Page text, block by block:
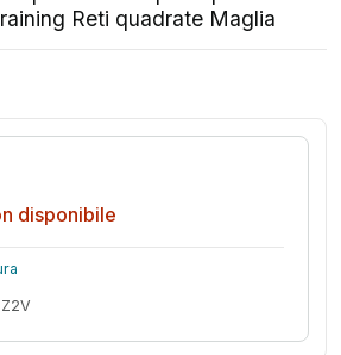
Reti quadrate Maglia
disponibile